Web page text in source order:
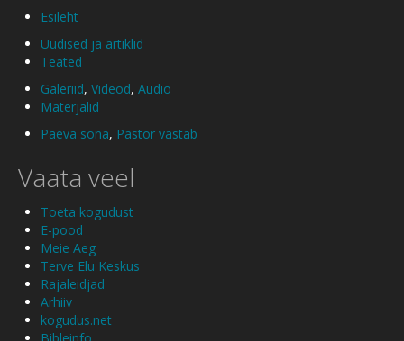
Esileht
Uudised ja artiklid
Teated
Galeriid, Videod, Audio
Materjalid
Päeva sõna, Pastor vastab
Vaata veel
Toeta kogudust
E-pood
Meie Aeg
Terve Elu Keskus
Rajaleidjad
Arhiiv
kogudus.net